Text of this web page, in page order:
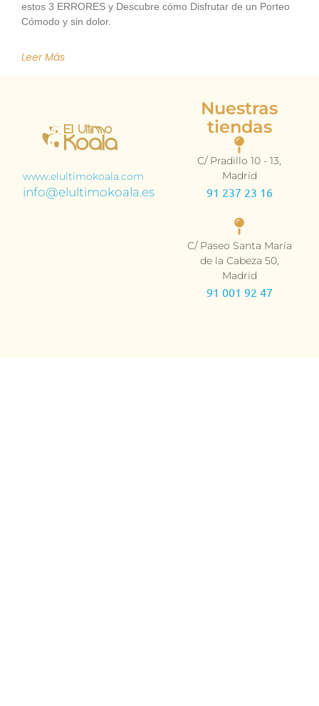
estos 3 ERRORES y Descubre cómo Disfrutar de un Porteo
Cómodo y sin dolor.
Leer Más
www.elultimokoala.com
info@elultimokoala.es
Nuestras
tiendas
C/ Pradillo 10 - 13,
Madrid
91 237 23 16
C/ Paseo Santa María
de la Cabeza 50,
Madrid
91 001 92 47